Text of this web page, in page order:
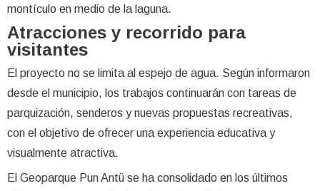
montículo en medio de la laguna.
Atracciones y recorrido para
visitantes
El proyecto no se limita al espejo de agua. Según informaron
desde el municipio, los trabajos continuarán con tareas de
parquización, senderos y nuevas propuestas recreativas,
con el objetivo de ofrecer una experiencia educativa y
visualmente atractiva.
El Geoparque Pun Antü se ha consolidado en los últimos